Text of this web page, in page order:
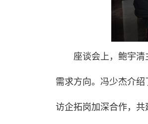
座谈会上，鲍宇
需求方向。冯少杰介
访企拓岗加深合作，